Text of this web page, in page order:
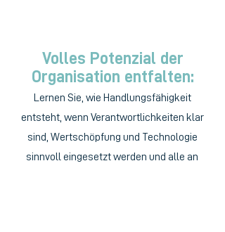
Volles Potenzial der
Organisation entfalten:
Lernen Sie, wie Handlungsfähigkeit
entsteht, wenn Verantwortlichkeiten klar
sind, Wertschöpfung und Technologie
sinnvoll eingesetzt werden und alle an